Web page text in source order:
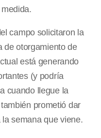
campo solicitaron la
de otorgamiento de
está generando
(y podría
cuando llegue la
prometió dar
semana que viene.